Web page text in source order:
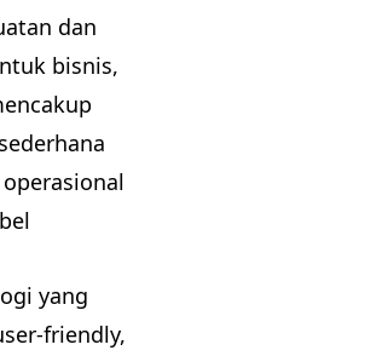
dan
bisnis,
yang
friendly,